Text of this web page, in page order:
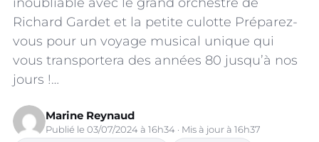
Richard Gardet et la petite culotte Préparez-
vous pour un voyage musical unique qui
vous transportera des années 80 jusqu’à nos
jours !…
Marine Reynaud
Publié le 03/07/2024 à 16h34 · Mis à jour à 16h37